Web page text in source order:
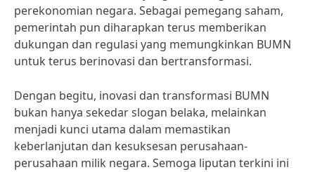
perekonomian negara. Sebagai pemegang saham,
pemerintah pun diharapkan terus memberikan
dukungan dan regulasi yang memungkinkan BUMN
untuk terus berinovasi dan bertransformasi.
Dengan begitu, inovasi dan transformasi BUMN
bukan hanya sekedar slogan belaka, melainkan
menjadi kunci utama dalam memastikan
keberlanjutan dan kesuksesan perusahaan-
perusahaan milik negara. Semoga liputan terkini ini